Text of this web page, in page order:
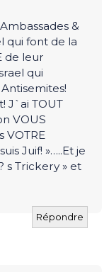
&
qui font de la
de leur
qui
J`ai TOUT
VOUS
VOTRE
Juif! »…..Et je
s Trickery » et
Répondre